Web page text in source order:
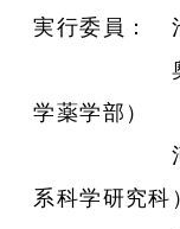
実行委員：
奥平 桂
学薬学部）
河野 健
系科学研究科）